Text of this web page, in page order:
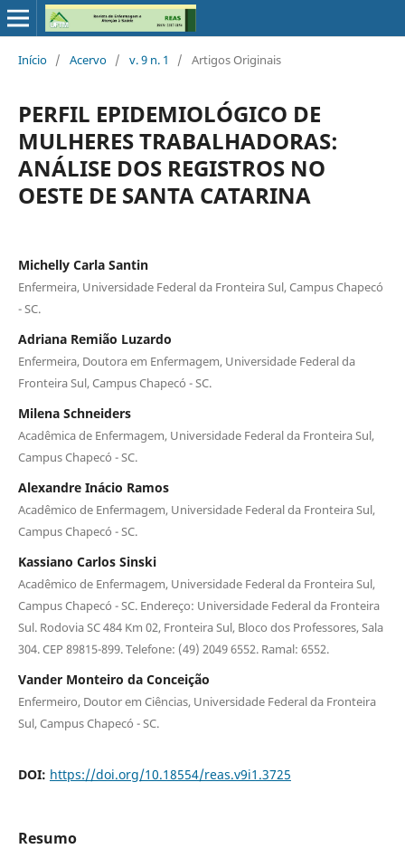
Início / Acervo / v. 9 n. 1 / Artigos Originais
PERFIL EPIDEMIOLÓGICO DE
MULHERES TRABALHADORAS:
ANÁLISE DOS REGISTROS NO
OESTE DE SANTA CATARINA
Michelly Carla Santin
Enfermeira, Universidade Federal da Fronteira Sul, Campus Chapecó
- SC.
Adriana Remião Luzardo
Enfermeira, Doutora em Enfermagem, Universidade Federal da
Fronteira Sul, Campus Chapecó - SC.
Milena Schneiders
Acadêmica de Enfermagem, Universidade Federal da Fronteira Sul,
Campus Chapecó - SC.
Alexandre Inácio Ramos
Acadêmico de Enfermagem, Universidade Federal da Fronteira Sul,
Campus Chapecó - SC.
Kassiano Carlos Sinski
Acadêmico de Enfermagem, Universidade Federal da Fronteira Sul,
Campus Chapecó - SC. Endereço: Universidade Federal da Fronteira
Sul. Rodovia SC 484 Km 02, Fronteira Sul, Bloco dos Professores, Sala
304. CEP 89815-899. Telefone: (49) 2049 6552. Ramal: 6552.
Vander Monteiro da Conceição
Enfermeiro, Doutor em Ciências, Universidade Federal da Fronteira
Sul, Campus Chapecó - SC.
DOI: https://doi.org/10.18554/reas.v9i1.3725
Resumo